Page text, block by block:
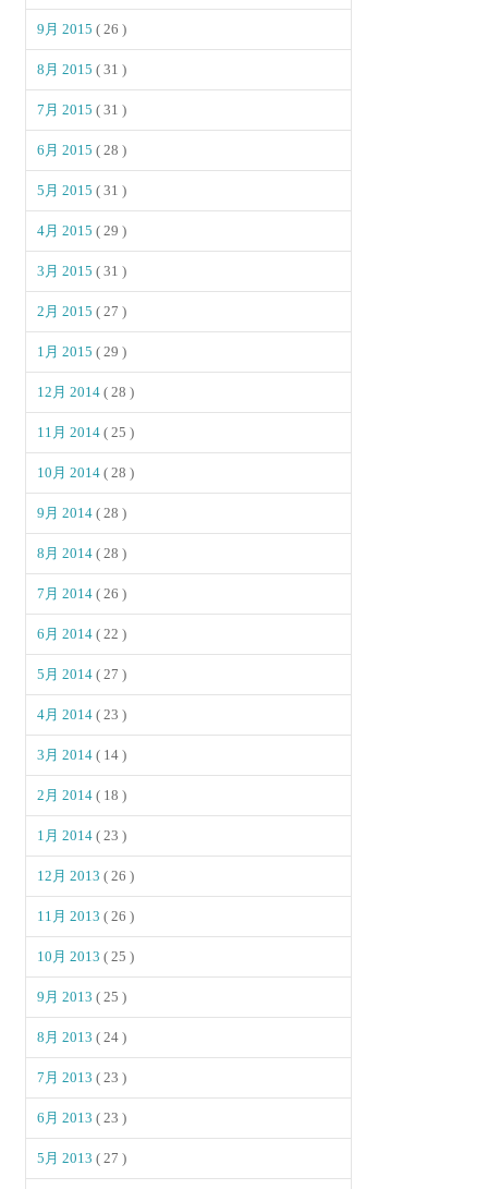
9月 2015( 26 )
8月 2015( 31 )
7月 2015( 31 )
6月 2015( 28 )
5月 2015( 31 )
4月 2015( 29 )
3月 2015( 31 )
2月 2015( 27 )
1月 2015( 29 )
12月 2014( 28 )
11月 2014( 25 )
10月 2014( 28 )
9月 2014( 28 )
8月 2014( 28 )
7月 2014( 26 )
6月 2014( 22 )
5月 2014( 27 )
4月 2014( 23 )
3月 2014( 14 )
2月 2014( 18 )
1月 2014( 23 )
12月 2013( 26 )
11月 2013( 26 )
10月 2013( 25 )
9月 2013( 25 )
8月 2013( 24 )
7月 2013( 23 )
6月 2013( 23 )
5月 2013( 27 )